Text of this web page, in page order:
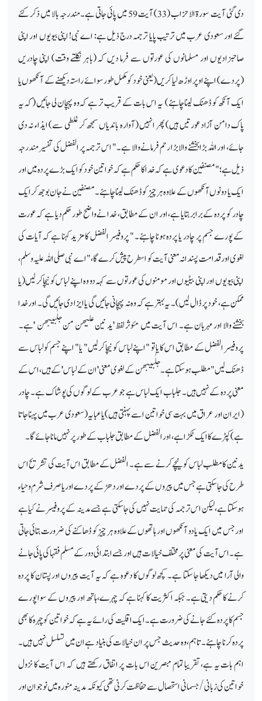
دی گئی آیت سورۃ الا حزاب (33) آیت 59 میں پائی جاتی ہے۔ مندرجہ بالا میں ذکر کئے
گئے اور سعودی عرب میں ترتیب پایا ترجمہ درج ذیل ہے: اے نبی! اپنی بیویوں اور اپنی
صاحبزادیوں اور مسلمانوں کی عورتوں سے فرما دیں کہ (باہر نکلتے وقت) اپنی چادریں
(پردے) اپنے اوپر اوڑھ لیا کریں (یعنی خود کو مکمل طور سوائے راستہ دیکھنے کے آنکھوں یا
ایک آنکھ کو ڈھنک لینا چاہئے) یہ اس بات کے قریب تر ہے کہ وہ پہچان لی جائیں (کہ یہ
پاک دامن آزاد عورتیں ہیں) پھر انہیں (آوارہ باندیاں سمجھ کر غلطی سے) ایذاء نہ دی
جائے، اور اللہ بڑا بخشنے والا بڑا رحم فرمانے والا ہے۔ " اس ترجمہ پر الفضل کی تفسیر مندرجہ
ذیل ہے؛ "مصنفین کا دعوی ہے کہ خدا کا حکم ہے کہ خواتین خود کو ایک بڑے پردہ میں اور
ایک یا دونوں آنکھوں کے علاوہ ہر چیز کو ڈھنک لینا چاہئے۔ مصنفین نے جان بوجھ کر ایک
چادر کو پردہ کے برابر بتایا ہے، اور ان کے مطابق، خدا نے واضح طور حکم دیا ہے کہ عورت
کے پورے جسم پر چادر یا پردہ ہونا چاہئے۔ " پروفیسر الفضل کا مزید کہنا ہے کہ آیات کی
لغوی اور قدامت پسندانہ معنی آیت کو اسطرح پیش کرے گا، "اے نبی صلی اللہ علیہ وسلم،
اپنی بیویوں اور اپنی بیٹیوں اور مومنوں کی عورتوں سے کہہ دو وہ اپنے لباس کو نیچا کر لیں (یا
ممکن ہے، خود پر ڈال لیں)۔ یہ بہتر ہےکہ وہ نہ پہچانی جائیں گی یا ایزا دی جائیں گی۔ اور خدا
بخشنے والا اور مہربان ہے۔ اس آیت میں مئوثر لفظ 'ید نین علیھن من جلٰبیبھن 'ہے۔
پروفیسر الفضل کے مطابق اس کا یا تو "اپنے لباس کو نیچا کر لیں" یا " اپنے جسم کو لباس سے
ڈھنک لیں" مطلب ہوسکتا ہے ۔ جلٰبیبھن کے لغوی معنی ' ان کے لباس' کے ہیں، اس کے
معنی پردہ کے نہیں ہیں۔ جلباب ایک لباس ہے جو عرب کے لوگوں کی پوشاک ہے۔ چادر
(ایران اور عراق میں بہت سی خواتین اسے پہنتی ہیں) یا عبایہ (سعودی عرب میں پہنا جاتا
ہے) کپڑے کا ایک ٹکڑا ہے، اور الفضل کےمطابق جلباب کے طور پر نہیں مانا جائے گا۔
ید نین کا مطلب لباس کو نیچے کرنے سے ہے۔ الفضل کے مطابق اس آیت کی تشریح اس
طرح کی جا سکتی ہے جس میں پیروں کے پردے اور دھڑ کے پردے اور یا صرف شرم و حياء
ہو سکتا ہے، لیکن اس ترجمہ کی حمایت نہیں کی جا سکتی ہے جسے مدینہ کے پروفیسر نے کیا ہے
اور جس میں ایک یا دو آنکھوں اور ہاتھوں کے علاوہ ہر چیز کو ڈھاکنے کی ضرورت بتائی جاتی
ہے۔ اس آیت کی معنی پر مختلف خیالات ہیں اور جسے ابتدائی دور کے مسلم فقہا کی پائی جانے
والی آرا میں دیکھا جا سکتا ہے۔ کچھ لوگوں کا دعوہ ہے کہ یہ آیت پیروں اور پستان کا پردہ
کرنے کا حکم دیتی ہے۔ جبکہ اکثریت کا کہنا ہے کہ چہرے، ہاتھ اور پیروں کے سوا پورے
جسم کا پردہ کئے جانے کی ضرورت ہے۔ ایک اقلیت کی رائے یہ ہے کہ خواتین کو چہرہ کا بھی
پردہ کرنا چاہئے۔ تاہم، وہ حدیث جس پر ان خیالات کی بنیاد ہے ان میں تسلسل نہیں ہیں۔
اہم بات یہ ہے، تقریبا تمام مبصرین اس بات پر اتفاق رکھتے ہیں کہ اس آیت کا نزول
خواتین کی زبانی / جسمانی استحصال سے حفاظت کرنی تھی کیونکہ مدینہ منورہ میں نوجوان اور